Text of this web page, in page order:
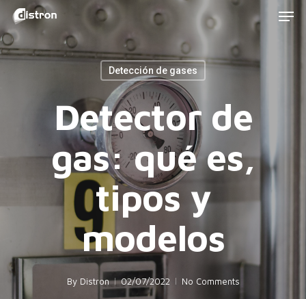
Skip
to
main
Detección de gases
Detector de
gas: qué es,
tipos y
modelos
By Distron 02/07/2022 No Comments